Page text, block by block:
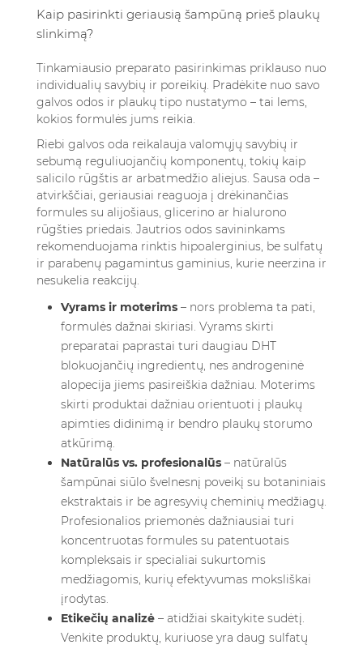
Kaip pasirinkti geriausią šampūną prieš plaukų
slinkimą?
Tinkamiausio preparato pasirinkimas priklauso nuo
individualių savybių ir poreikių. Pradėkite nuo savo
galvos odos ir plaukų tipo nustatymo – tai lems,
kokios formulės jums reikia.
Riebi galvos oda reikalauja valomųjų savybių ir
sebumą reguliuojančių komponentų, tokių kaip
salicilo rūgštis ar arbatmedžio aliejus. Sausa oda –
atvirkščiai, geriausiai reaguoja į drėkinančias
formules su alijošiaus, glicerino ar hialurono
rūgšties priedais. Jautrios odos savininkams
rekomenduojama rinktis hipoalerginius, be sulfatų
ir parabenų pagamintus gaminius, kurie neerzina ir
nesukelia reakcijų.
Vyrams ir moterims – nors problema ta pati,
formulės dažnai skiriasi. Vyrams skirti
preparatai paprastai turi daugiau DHT
blokuojančių ingredientų, nes androgeninė
alopecija jiems pasireiškia dažniau. Moterims
skirti produktai dažniau orientuoti į plaukų
apimties didinimą ir bendro plaukų storumo
atkūrimą.
Natūralūs vs. profesionalūs – natūralūs
šampūnai siūlo švelnesnį poveikį su botaniniais
ekstraktais ir be agresyvių cheminių medžiagų.
Profesionalios priemonės dažniausiai turi
koncentruotas formules su patentuotais
kompleksais ir specialiai sukurtomis
medžiagomis, kurių efektyvumas moksliškai
įrodytas.
Etikečių analizė – atidžiai skaitykite sudėtį.
Venkite produktų, kuriuose yra daug sulfatų